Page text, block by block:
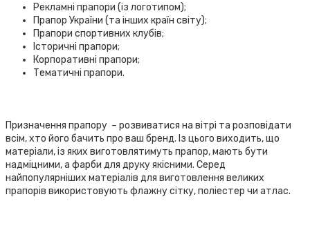
Рекламні прапори (із логотипом);
Прапор України (та інших країн світу);
Прапори спортивних клубів;
Історичні прапори;
Корпоративні прапори;
Тематичні прапори.
Призначення прапору – розвиватися на вітрі та розповідати
всім, хто його бачить про ваш бренд. Із цього виходить, що
матеріали, із яких виготовлятимуть прапор, мають бути
надміцними, а фарби для друку якісними. Серед
найпопулярніших матеріалів для виготовлення великих
прапорів використовують флажну сітку, поліестер чи атлас.